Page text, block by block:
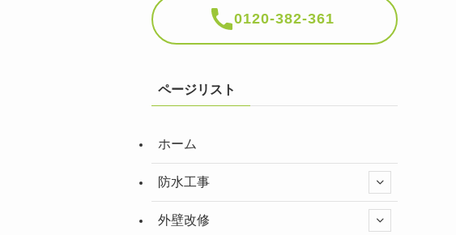
0120-382-361
ページリスト
ホーム
防水工事
外壁改修